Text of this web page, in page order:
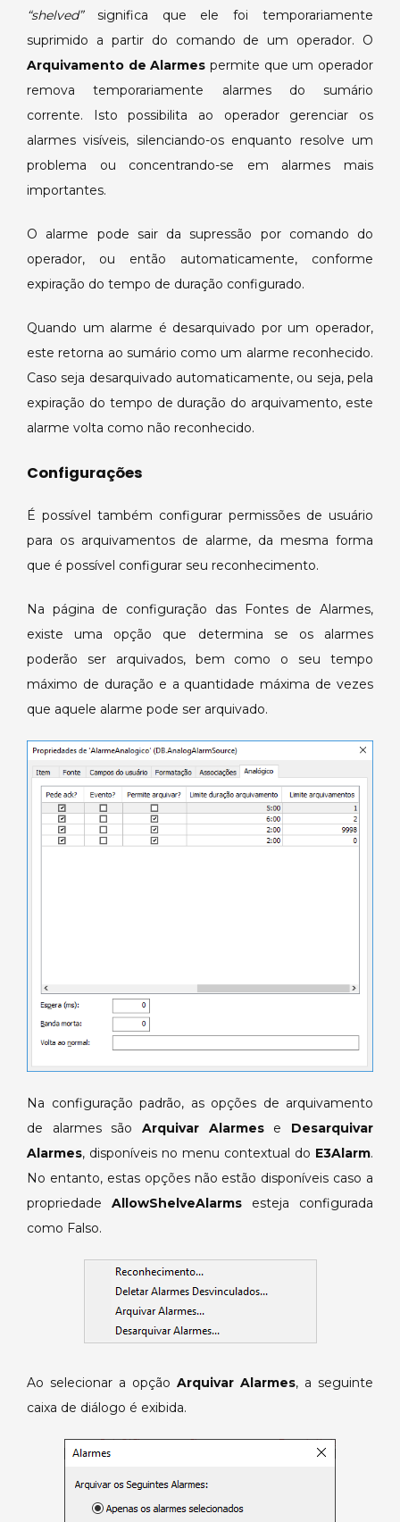
“shelved”significa que ele foi temporariamente
suprimido a partir do comando de um operador. O
Arquivamento de Alarmes permite que um operador
remova temporariamente alarmes do sumário
corrente. Isto possibilita ao operador gerenciar os
alarmes visíveis, silenciando-os enquanto resolve um
problema ou concentrando-se em alarmes mais
importantes.
O alarme pode sair da supressão por comando do
operador, ou então automaticamente, conforme
expiração do tempo de duração configurado.
Quando um alarme é desarquivado por um operador,
este retorna ao sumário como um alarme reconhecido.
Caso seja desarquivado automaticamente, ou seja, pela
expiração do tempo de duração do arquivamento, este
alarme volta como não reconhecido.
Configurações
É possível também configurar permissões de usuário
para os arquivamentos de alarme, da mesma forma
que é possível configurar seu reconhecimento.
Na página de configuração das Fontes de Alarmes,
existe uma opção que determina se os alarmes
poderão ser arquivados, bem como o seu tempo
máximo de duração e a quantidade máxima de vezes
que aquele alarme pode ser arquivado.
Na configuração padrão, as opções de arquivamento
de alarmes são Arquivar Alarmese Desarquivar
Alarmes, disponíveis no menu contextual do E3Alarm.
No entanto, estas opções não estão disponíveis caso a
propriedade AllowShelveAlarms esteja configurada
como Falso.
Ao selecionar a opção Arquivar Alarmes, a seguinte
caixa de diálogo é exibida.